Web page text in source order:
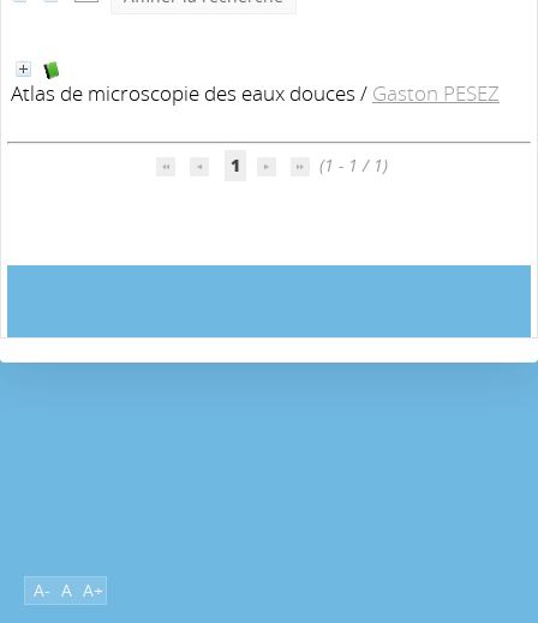
Atlas de microscopie des eaux douces / Gaston PESEZ
1 (1 - 1 / 1)
A- A A+